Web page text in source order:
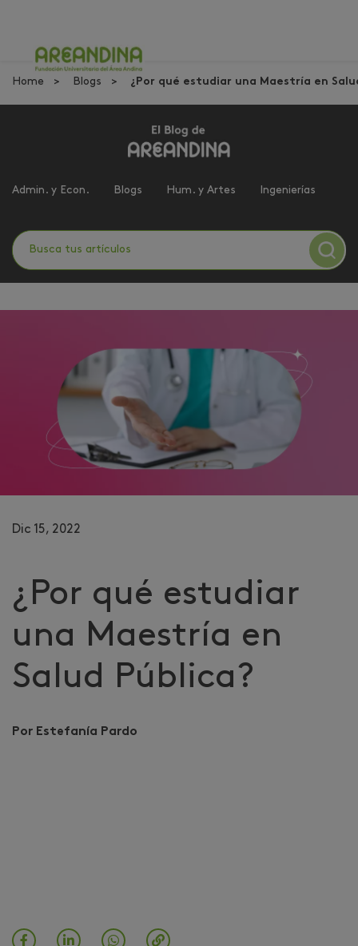
Home Blogs ¿Por qué estudiar una Maestría en
Admin. y Econ. Blogs Hum. y Artes Ingenierías
Dic 15, 2022
¿Por qué estudiar
una Maestría en
Salud Pública?
Por Estefanía Pardo